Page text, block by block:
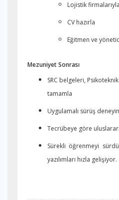
Lojistik
CV hazırla
Eğitmen ve
Mezuniyet Sonrası
SRC belgeleri,
tamamla
Uygulamalı sürüş
Tecrübeye göre
Sürekli öğrenmeyi
yazılımları hızla gelişiyor.